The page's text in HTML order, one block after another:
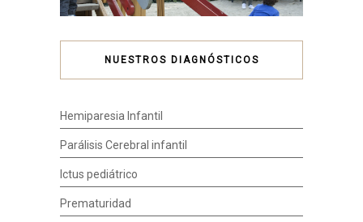
NUESTROS DIAGNÓSTICOS
Hemiparesia Infantil
Parálisis Cerebral infantil
Ictus pediátrico
Prematuridad